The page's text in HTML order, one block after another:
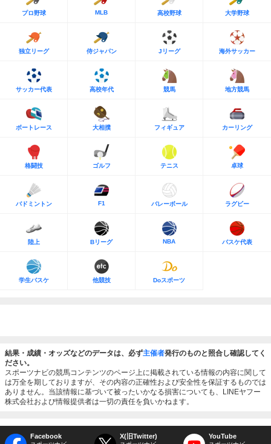
プロ野球 MLB 高校野球 大学野球
独立リーグ 侍ジャパン Jリーグ 海外サッカー
サッカー代表 高校年代 競馬 地方競馬
ボートレース 大相撲 フィギュア カーリング
格闘技 ゴルフ テニス 卓球
バドミントン F1 バレーボール ラグビー
陸上 Bリーグ NBA バスケ代表
学生バスケ 他競技 Doスポーツ
結果・成績・オッズなどのデータは、必ず主催者発行のものと照合し確認してく
ださい。
スポーツナビの競馬コンテンツのページ上に掲載されている情報の内容に関して
は万全を期しておりますが、その内容の正確性および安全性を保証するものでは
ありません。当該情報に基づいて被ったいかなる損害についても、LINEヤフー
株式会社および情報提供者は一切の責任を負いかねます。
Facebook X(旧Twitter) YouTube